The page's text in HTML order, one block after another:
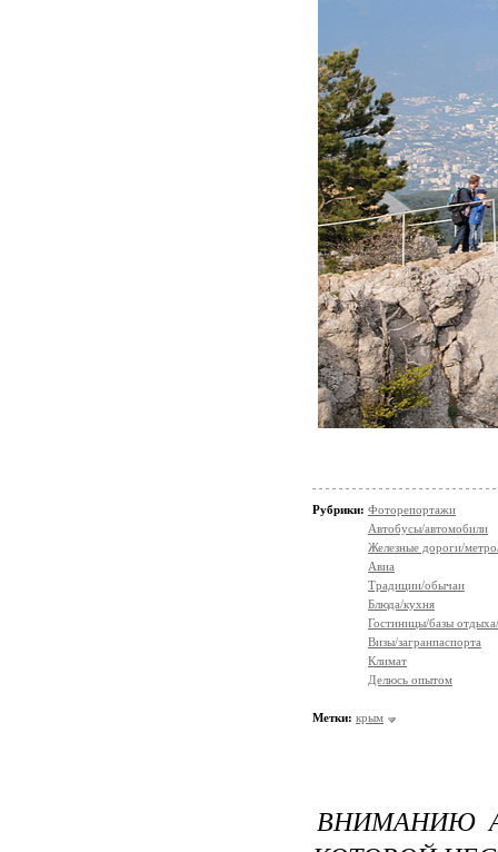
Рубрики: Фоторепортажи
Автобусы/автомобили
Железные дороги/
Авиа
Традиции/обычаи
Блюда/кухня
Гостиницы/базы
Визы/загранпаспорта
Климат
Делюсь опытом
Метки: крым
ВНИМАНИЮ